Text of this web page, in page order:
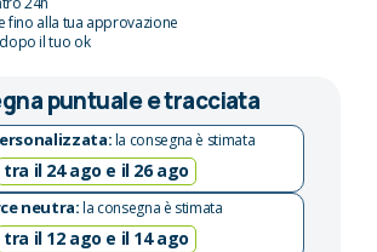
fino alla tua approvazione
il tuo ok
puntuale e tracciata
la consegna è stimata
tra il 24 ago e il 26 ago
neutra:la consegna è stimata
tra il 12 ago e il 14 ago